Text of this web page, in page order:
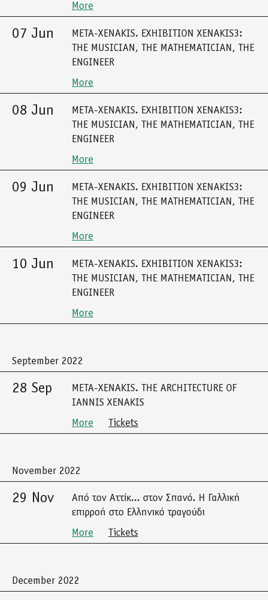
More
07 Jun
META-XENAKIS. EXHIBITION XENAKIS3:
THE MUSICIAN, THE MATHEMATICIAN, THE
ENGINEER
More
08 Jun
META-XENAKIS. EXHIBITION XENAKIS3:
THE MUSICIAN, THE MATHEMATICIAN, THE
ENGINEER
More
09 Jun
META-XENAKIS. EXHIBITION XENAKIS3:
THE MUSICIAN, THE MATHEMATICIAN, THE
ENGINEER
More
10 Jun
META-XENAKIS. EXHIBITION XENAKIS3:
THE MUSICIAN, THE MATHEMATICIAN, THE
ENGINEER
More
September 2022
28 Sep
META-XENAKIS. THE ARCHITECTURE OF
IANNIS XENAKIS
More
Tickets
November 2022
29 Nov
Από τον Αττίκ... στον Σπανό. Η Γαλλική
επιρροή στο Ελληνικό τραγούδι
More
Tickets
December 2022